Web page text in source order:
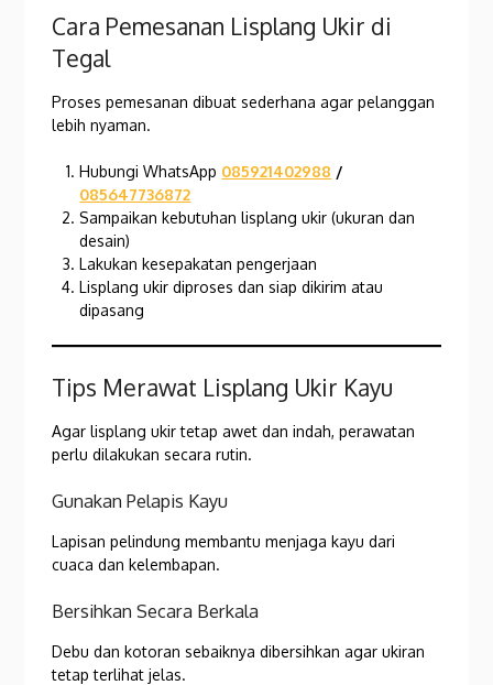
Cara Pemesanan Lisplang Ukir di
Tegal
Proses pemesanan dibuat sederhana agar pelanggan
lebih nyaman.
Hubungi WhatsApp 085921402988 /
085647736872
Sampaikan kebutuhan lisplang ukir (ukuran dan
desain)
Lakukan kesepakatan pengerjaan
Lisplang ukir diproses dan siap dikirim atau
dipasang
Tips Merawat Lisplang Ukir Kayu
Agar lisplang ukir tetap awet dan indah, perawatan
perlu dilakukan secara rutin.
Gunakan Pelapis Kayu
Lapisan pelindung membantu menjaga kayu dari
cuaca dan kelembapan.
Bersihkan Secara Berkala
Debu dan kotoran sebaiknya dibersihkan agar ukiran
tetap terlihat jelas.